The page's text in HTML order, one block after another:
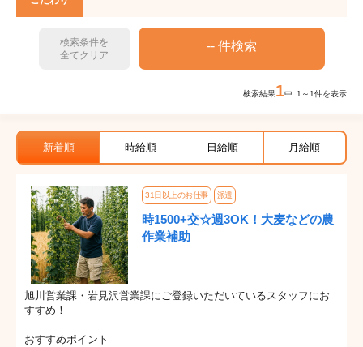
検索条件を
全てクリア
検索結果1中 1～1件を表示
新着順 時給順 日給順 月給順
31日以上のお仕事 派遣
時1500+交☆週3OK！大麦などの農
作業補助
旭川営業課・岩見沢営業課にご登録いただいているスタッフにお
すすめ！
おすすめポイント